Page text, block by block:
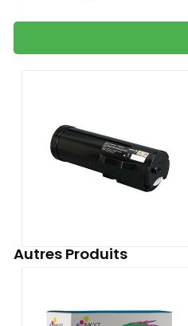
Autres Produits